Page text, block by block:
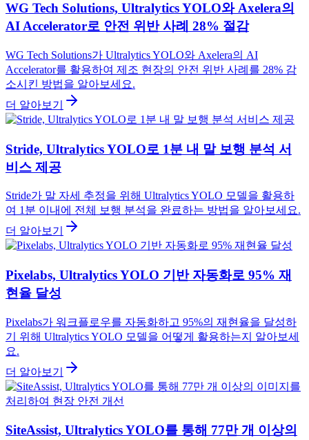
WG Tech Solutions, Ultralytics YOLO와 Axelera의
AI Accelerator로 안전 위반 사례 28% 절감
WG Tech Solutions가 Ultralytics YOLO와 Axelera의 AI
Accelerator를 활용하여 제조 현장의 안전 위반 사례를 28% 감
소시킨 방법을 알아보세요.
더 알아보기
Stride, Ultralytics YOLO로 1분 내 말 보행 분석 서
비스 제공
Stride가 말 자세 추정을 위해 Ultralytics YOLO 모델을 활용하
여 1분 이내에 전체 보행 분석을 완료하는 방법을 알아보세요.
더 알아보기
Pixelabs, Ultralytics YOLO 기반 자동화로 95% 재
현율 달성
Pixelabs가 워크플로우를 자동화하고 95%의 재현율을 달성하
기 위해 Ultralytics YOLO 모델을 어떻게 활용하는지 알아보세
요.
더 알아보기
SiteAssist, Ultralytics YOLO를 통해 77만 개 이상의